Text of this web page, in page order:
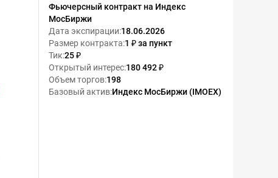
Фьючерсный контракт на Индекс
МосБиржи
Дата экспирации:18.06.2026
Размер контракта:1 ₽ за пункт
Тик:25 ₽
Открытый интерес:180 492 ₽
Объем торгов:198
Базовый актив:Индекс МосБиржи (IMOEX)